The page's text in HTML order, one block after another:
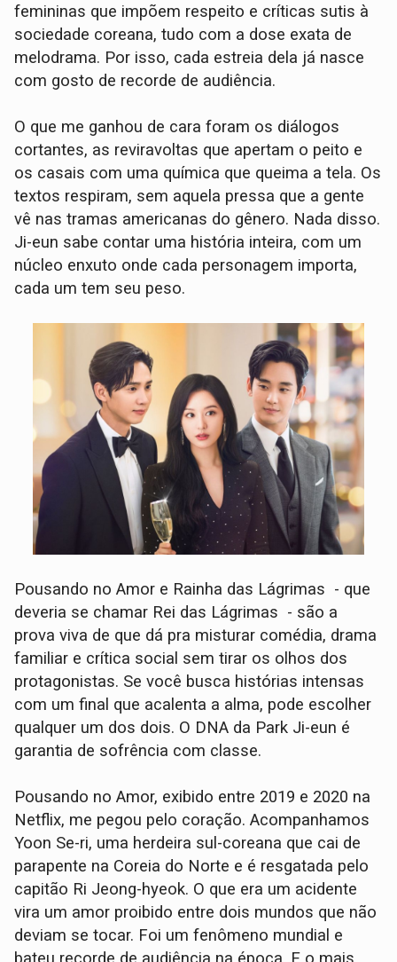
femininas que impõem respeito e críticas sutis à
sociedade coreana, tudo com a dose exata de
melodrama. Por isso, cada estreia dela já nasce
com gosto de recorde de audiência.
O que me ganhou de cara foram os diálogos
cortantes, as reviravoltas que apertam o peito e
os casais com uma química que queima a tela. Os
textos respiram, sem aquela pressa que a gente
vê nas tramas americanas do gênero. Nada disso.
Ji-eun sabe contar uma história inteira, com um
núcleo enxuto onde cada personagem importa,
cada um tem seu peso.
Pousando no Amor e Rainha das Lágrimas - que
deveria se chamar Rei das Lágrimas - são a
prova viva de que dá pra misturar comédia, drama
familiar e crítica social sem tirar os olhos dos
protagonistas. Se você busca histórias intensas
com um final que acalenta a alma, pode escolher
qualquer um dos dois. O DNA da Park Ji-eun é
garantia de sofrência com classe.
Pousando no Amor, exibido entre 2019 e 2020 na
Netflix, me pegou pelo coração. Acompanhamos
Yoon Se-ri, uma herdeira sul-coreana que cai de
parapente na Coreia do Norte e é resgatada pelo
capitão Ri Jeong-hyeok. O que era um acidente
vira um amor proibido entre dois mundos que não
deviam se tocar. Foi um fenômeno mundial e